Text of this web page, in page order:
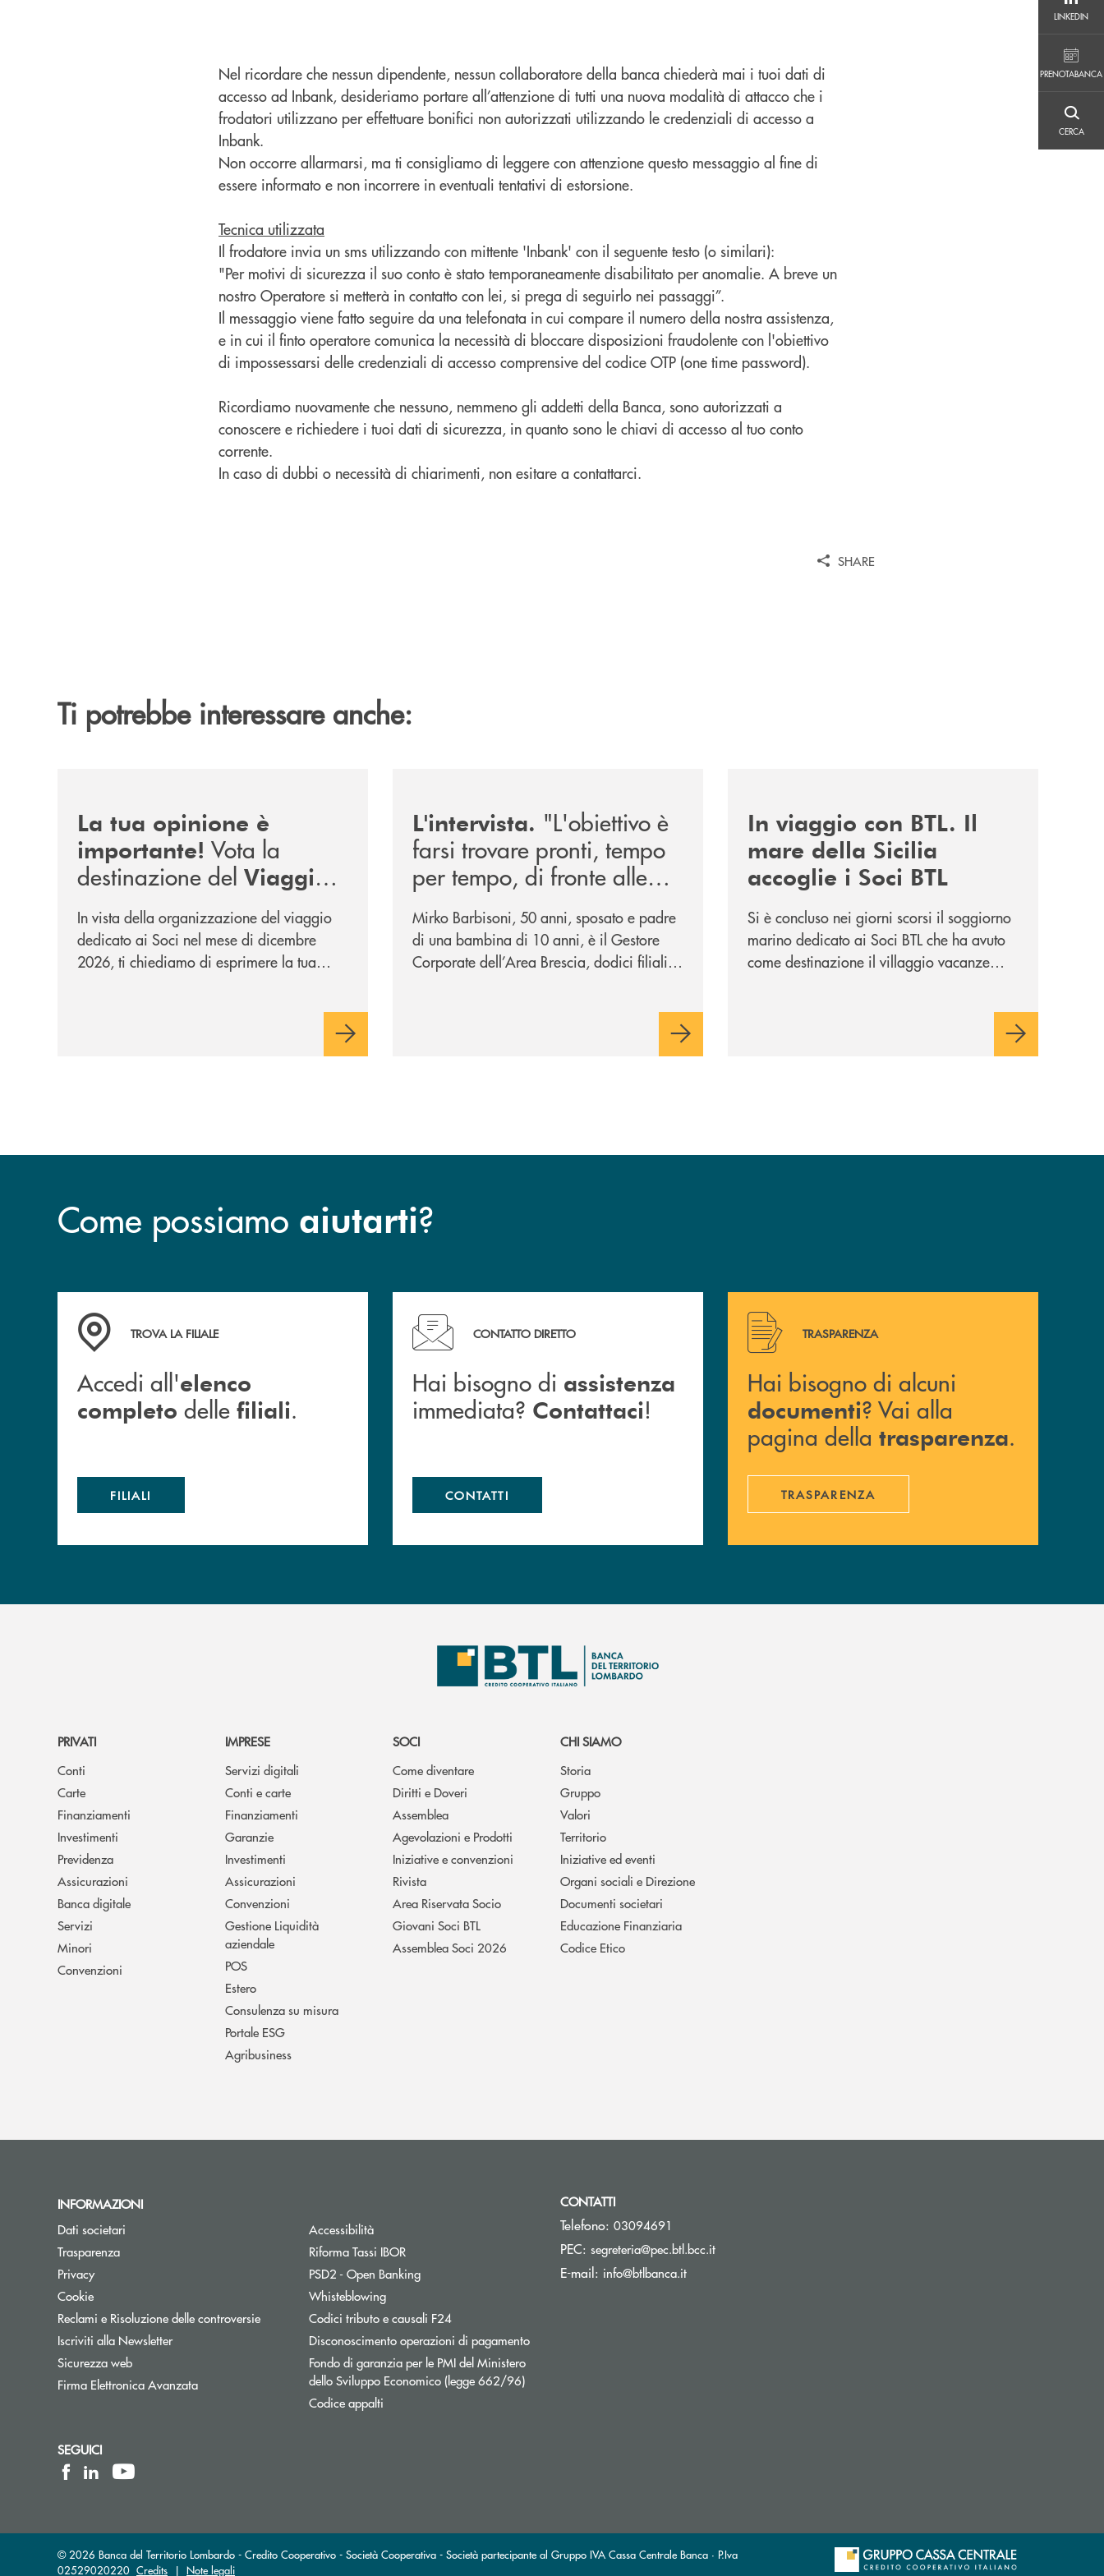
LINKEDIN
PRENOTABANCA
CERCA
Nel ricordare che nessun dipendente, nessun collaboratore della banca chiederà mai i tuoi dati di
accesso ad Inbank, desideriamo portare all’attenzione di tutti una nuova modalità di attacco che i
frodatori utilizzano per effettuare bonifici non autorizzati utilizzando le credenziali di accesso a
Inbank.
Non occorre allarmarsi, ma ti consigliamo di leggere con attenzione questo messaggio al fine di
essere informato e non incorrere in eventuali tentativi di estorsione.
Tecnica utilizzata
Il frodatore invia un sms utilizzando con mittente 'Inbank' con il seguente testo (o similari):
"Per motivi di sicurezza il suo conto è stato temporaneamente disabilitato per anomalie. A breve un
nostro Operatore si metterà in contatto con lei, si prega di seguirlo nei passaggi”.
Il messaggio viene fatto seguire da una telefonata in cui compare il numero della nostra assistenza,
e in cui il finto operatore comunica la necessità di bloccare disposizioni fraudolente con l'obiettivo
di impossessarsi delle credenziali di accesso comprensive del codice OTP (one time password).
Ricordiamo nuovamente che nessuno, nemmeno gli addetti della Banca, sono autorizzati a
conoscere e richiedere i tuoi dati di sicurezza, in quanto sono le chiavi di accesso al tuo conto
corrente.
In caso di dubbi o necessità di chiarimenti, non esitare a contattarci.
SHARE
Ti potrebbe interessare anche:
La tua opinione è
importante! Vota la
destinazione del Viaggio
Soci di Dicembre 2026
In vista della organizzazione del viaggio
dedicato ai Soci nel mese di dicembre
2026, ti chiediamo di esprimere la tua
L'intervista. "L'obiettivo è
farsi trovare pronti, tempo
per tempo, di fronte alle
mutevoli esigenze di un
mercato in evoluzione".
Mirko Barbisoni, 50 anni, sposato e padre
di una bambina di 10 anni, è il Gestore
Corporate dell’Area Brescia, dodici filiali
Roncadelle - del suo immediato hinterland.
In viaggio con BTL. Il
mare della Sicilia
accoglie i Soci BTL
Si è concluso nei giorni scorsi il soggiorno
marino dedicato ai Soci BTL che ha avuto
come destinazione il villaggio vacanze
Come possiamo aiutarti?
Accedi all' elenco completo delle filiali .
TROVA LA FILIALE
Accedi all'elenco
completo delle filiali.
FILIALI
Hai bisogno di assistenza immediata? Contattaci !
CONTATTO DIRETTO
Hai bisogno di assistenza
immediata? Contattaci!
CONTATTI
Hai bisogno di alcuni documenti ? Vai alla pagina della
TRASPARENZA
Hai bisogno di alcuni
documenti? Vai alla
pagina della trasparenza.
TRASPARENZA
PRIVATI
Conti
Carte
Finanziamenti
Investimenti
Previdenza
Assicurazioni
Banca digitale
Servizi
Minori
Convenzioni
IMPRESE
Servizi digitali
Conti e carte
Finanziamenti
Garanzie
Investimenti
Assicurazioni
Convenzioni
Gestione Liquidità
aziendale
POS
Estero
Consulenza su misura
Portale ESG
Agribusiness
SOCI
Come diventare
Diritti e Doveri
Assemblea
Agevolazioni e Prodotti
Iniziative e convenzioni
Rivista
Area Riservata Socio
Giovani Soci BTL
Assemblea Soci 2026
CHI SIAMO
Storia
Gruppo
Valori
Territorio
Iniziative ed eventi
Organi sociali e Direzione
Documenti societari
Educazione Finanziaria
Codice Etico
INFORMAZIONI
Dati societari
Trasparenza
Privacy
Cookie
Reclami e Risoluzione delle controversie
Iscriviti alla NewsletterApre una nuova finestra
Sicurezza web
Firma Elettronica Avanzata
Accessibilità
Riforma Tassi IBOR
PSD2 - Open Banking
Whisteblowing
Codici tributo e causali F24
Disconoscimento operazioni di pagamento
Fondo di garanzia per le PMI del Ministero
dello Sviluppo Economico (legge 662/96)
Codice appalti
CONTATTI
Telefono: 03094691
PEC: segreteria@pec.btl.bcc.it(si apre l’app di posta elettronica)
E-mail: info@btlbanca.it(si apre l’app di posta elettronica)
SEGUICI
© 2026 Banca del Territorio Lombardo - Credito Cooperativo - Società Cooperativa - Società partecipante al Gruppo IVA Cassa Centrale Banca · P.Iva
02529020220 Credits | Note legali